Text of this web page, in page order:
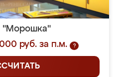
"Морошка"
руб. за п.м.
?